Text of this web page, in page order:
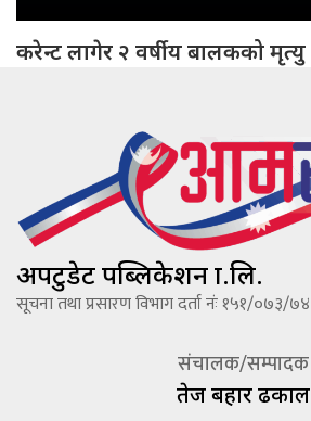
करेन्ट लागेर २ वर्षीय बालकको मृत्यु
अपटुडेट पब्लिकेशन प्रा.लि.
सूचना तथा प्रसारण विभाग दर्ता नंः १५१/०७३/७४
संचालक/सम्पादक
तेज बहादूर ढकाल